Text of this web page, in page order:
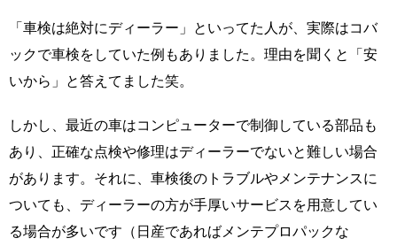
「車検は絶対にディーラー」といってた人が、実際はコバ
ックで車検をしていた例もありました。理由を聞くと「安
いから」と答えてました笑。
しかし、最近の車はコンピューターで制御している部品も
あり、正確な点検や修理はディーラーでないと難しい場合
があります。それに、車検後のトラブルやメンテナンスに
ついても、ディーラーの方が手厚いサービスを用意してい
る場合が多いです（日産であればメンテプロパックな